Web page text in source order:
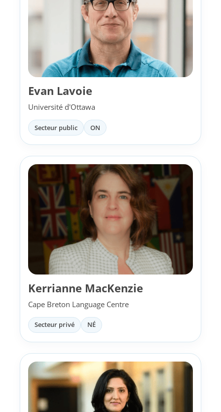
Evan Lavoie
Université d'Ottawa
Secteur public ON
Kerrianne MacKenzie
Cape Breton Language Centre
Secteur privé NÉ